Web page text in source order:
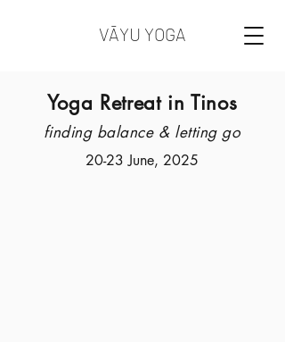
VĀYU YOGA
Yoga Retreat in Tinos
finding balance & letting go
20-23 June, 2025